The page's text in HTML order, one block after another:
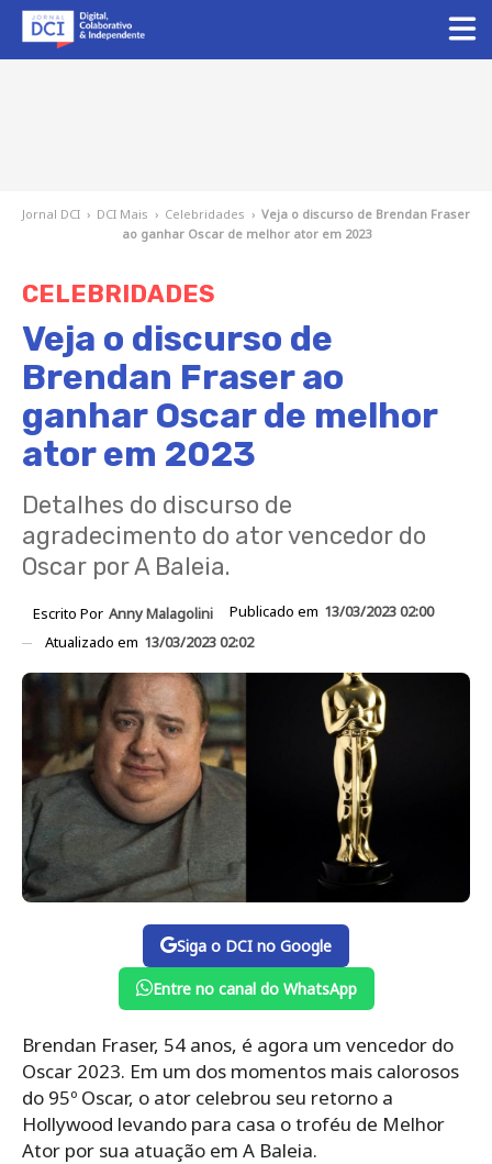
Jornal DCI › DCI Mais › Celebridades › Veja o discurso de Brendan Fraser
ao ganhar Oscar de melhor ator em 2023
CELEBRIDADES
Veja o discurso de
Brendan Fraser ao
ganhar Oscar de melhor
ator em 2023
Detalhes do discurso de
agradecimento do ator vencedor do
Oscar por A Baleia.
Escrito Por Anny Malagolini Publicado em 13/03/2023 02:00
Atualizado em 13/03/2023 02:02
Siga o DCI no Google
Entre no canal do WhatsApp
Brendan Fraser, 54 anos, é agora um vencedor do
Oscar 2023. Em um dos momentos mais calorosos
do 95º Oscar, o ator celebrou seu retorno a
Hollywood levando para casa o troféu de Melhor
Ator por sua atuação em A Baleia.